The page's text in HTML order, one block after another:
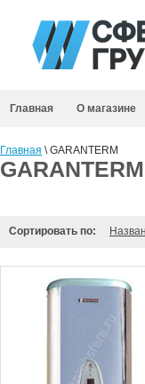
Главная О магазине
Главная \ GARANTERM
GARANTERM
Сортировать по: